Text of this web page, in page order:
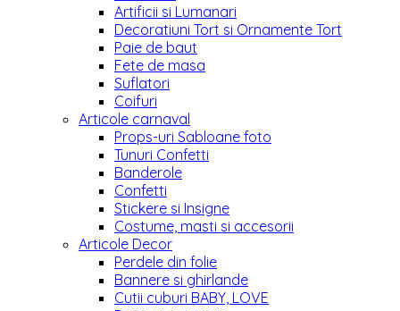
Artificii si Lumanari
Decoratiuni Tort si Ornamente Tort
Paie de baut
Fete de masa
Suflatori
Coifuri
Articole carnaval
Props-uri Sabloane foto
Tunuri Confetti
Banderole
Confetti
Stickere si Insigne
Costume, masti si accesorii
Articole Decor
Perdele din folie
Bannere si ghirlande
Cutii cuburi BABY, LOVE